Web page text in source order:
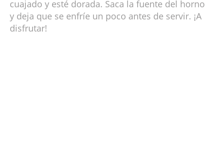
cuajado y esté dorada. Saca la fuente del horno
y deja que se enfríe un poco antes de servir. ¡A
disfrutar!